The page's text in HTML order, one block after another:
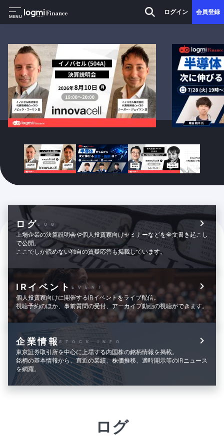
MENU
ログイン 会員登録
ログLOG
上場企業の決算説明会や個人投資家向けセミナーなどを全文書き起こし
で公開。
ここでしか読めない独自の質疑応答も掲載しています。
IRイベント EVENT
個人投資家向けに開催するIRイベントをライブ配信。
視聴予約のほか、事前質問の受付、アーカイブ動画の視聴ができます。
企業情報STOCK INFO
東京証券取引所を中心に上場する内国株の銘柄情報を掲載。
銘柄の基本情報から、直近の業績、株価推移、適時開示等のIRニュース
を網羅。
ログ